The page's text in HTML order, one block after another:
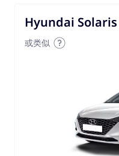
Hyundai Solaris
或类似